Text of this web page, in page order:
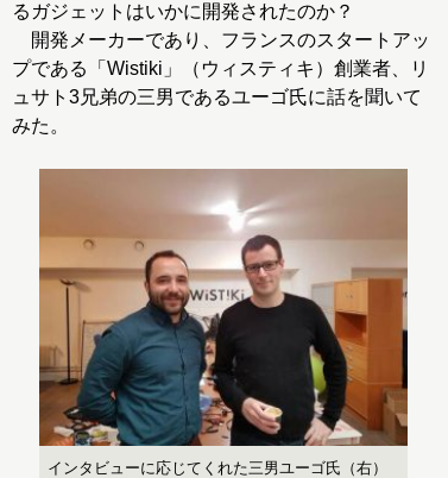
るガジェットはいかに開発されたのか？
開発メーカーであり、フランスのスタートアッ
プである「Wistiki」（ウィスティキ）創業者、リ
ュサト3兄弟の三男であるユーゴ氏に話を聞いて
みた。
インタビューに応じてくれた三男ユーゴ氏（右）